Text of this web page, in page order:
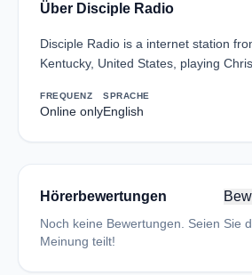
Über Disciple Radio
Disciple Radio is a internet station
Kentucky, United States, playing
FREQUENZ
Online only
SPRACHE
English
Hörerbewertungen
Noch keine Bewertungen. Seien Sie
Meinung teilt!